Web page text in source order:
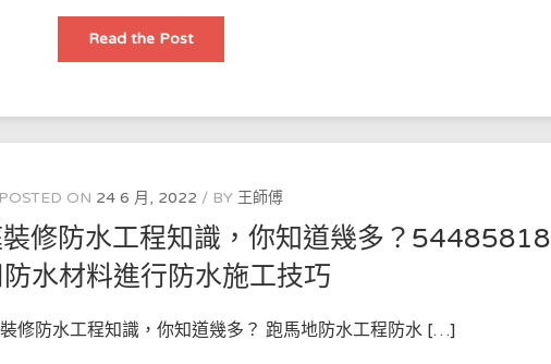
Read the Post天
防
裝
坑
POSTED ON 24 6 月, 2022 BY 王師傅
修防水工程知識，你知道幾多？54485818
水材料進行防水施工技巧
修防水工程知識，你知道幾多？ 跑馬地防水工程防水 […]